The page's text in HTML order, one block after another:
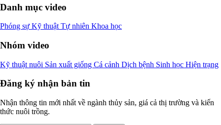
Danh mục video
Phóng sự Kỹ thuật Tự nhiên Khoa học
Nhóm video
Kỹ thuật nuôi Sản xuất giống Cá cảnh Dịch bệnh Sinh học Hiện trạng
Đăng ký nhận bản tin
Nhận thông tin mới nhất về ngành thủy sản, giá cả thị trường và kiến
thức nuôi trồng.